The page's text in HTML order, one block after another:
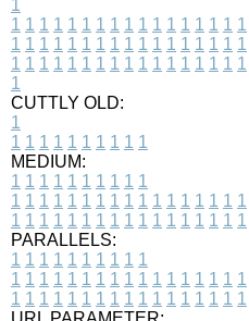
1
1 1 1 1 1 1 1 1 1 1 1 1 1 1 1 1 1
1 1 1 1 1 1 1 1 1 1 1 1 1 1 1 1 1
1 1 1 1 1 1 1 1 1 1 1 1 1 1 1 1 1
1
CUTTLY OLD:
1
1 1 1 1 1 1 1 1 1 1
MEDIUM:
1 1 1 1 1 1 1 1 1 1
1 1 1 1 1 1 1 1 1 1 1 1 1 1 1 1 1
1 1 1 1 1 1 1 1 1 1 1 1 1 1 1 1 1
PARALLELS:
1 1 1 1 1 1 1 1 1 1
1 1 1 1 1 1 1 1 1 1 1 1 1 1 1 1 1
1 1 1 1 1 1 1 1 1 1 1 1 1 1 1 1 1